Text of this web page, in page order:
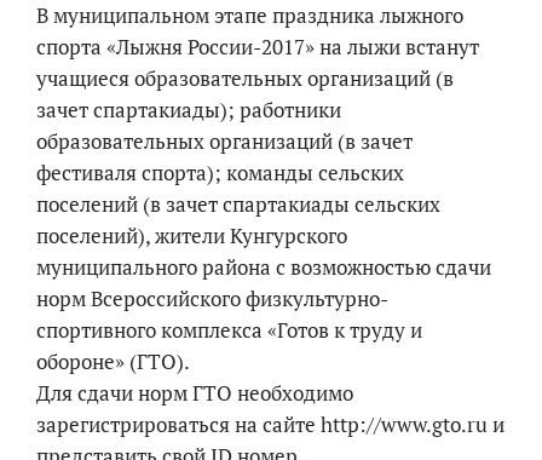
В муниципальном этапе праздника лыжного
спорта «Лыжня России-2017» на лыжи встанут
учащиеся образовательных организаций (в
зачет спартакиады); работники
образовательных организаций (в зачет
фестиваля спорта); команды сельских
поселений (в зачет спартакиады сельских
поселений), жители Кунгурского
муниципального района с возможностью сдачи
норм Всероссийского физкультурно-
спортивного комплекса «Готов к труду и
обороне» (ГТО).
Для сдачи норм ГТО необходимо
зарегистрироваться на сайте http://www.gto.ru и